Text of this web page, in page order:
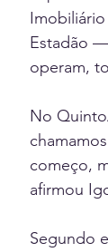
Estadão
operam,
No
começo,
afirmou
Segundo